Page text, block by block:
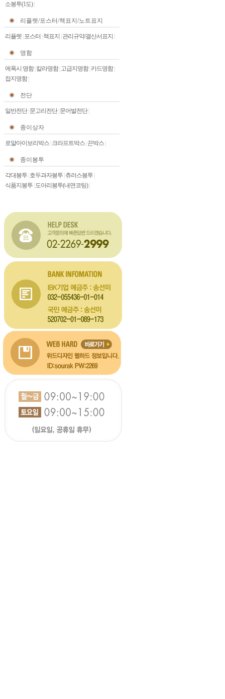
소봉투(1도)|
리플렛/포스터/책표지/노트표지
리플렛 포스터 책표지 관리규약/결산서표지
명함
에폭시 명함| 칼라명함| 고급지명함| 카드명함|
접지명함|
전단
일반전단| 문고리전단| 문어발전단|
종이상자
로얄아이보리박스 크라프트박스 끈박스
종이봉투
각대봉투 호두과자봉투 츄러스봉투
식품지봉투 도아리봉투(내면코팅)|